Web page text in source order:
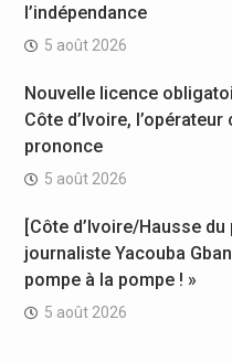
l’indépendance
5 août 2026
Nouvelle licence
Côte d’Ivoire,
prononce
5 août 2026
[Côte d’Ivoire/Hausse
journaliste Yacouba
pompe à la pompe ! »
5 août 2026